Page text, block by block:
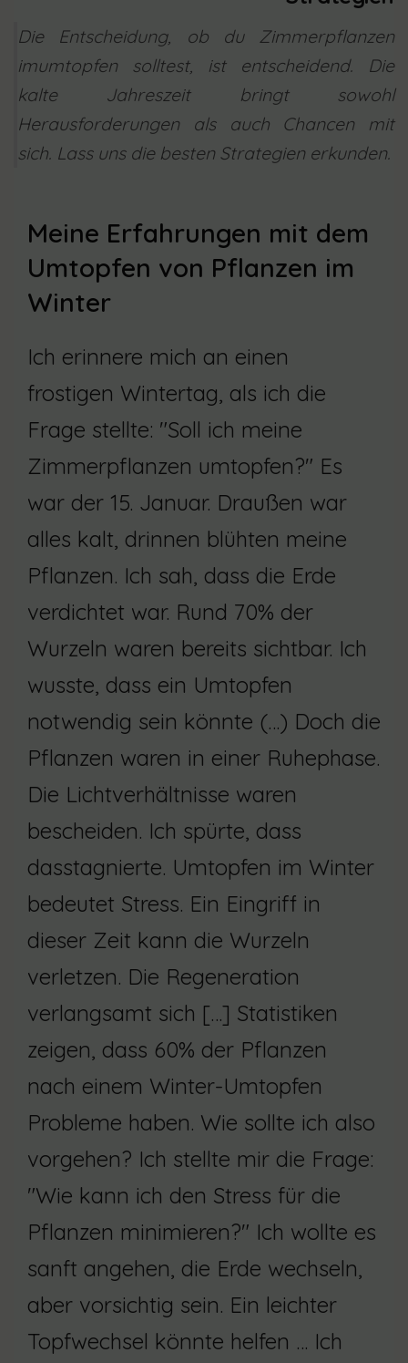
Die Entscheidung, ob du Zimmerpflanzen
imumtopfen solltest, ist entscheidend. Die
kalte Jahreszeit bringt sowohl
Herausforderungen als auch Chancen mit
sich. Lass uns die besten Strategien erkunden.
Meine Erfahrungen mit dem
Umtopfen von Pflanzen im
Winter
Ich erinnere mich an einen
frostigen Wintertag, als ich die
Frage stellte: "Soll ich meine
Zimmerpflanzen umtopfen?" Es
war der 15. Januar. Draußen war
alles kalt, drinnen blühten meine
Pflanzen. Ich sah, dass die Erde
verdichtet war. Rund 70% der
Wurzeln waren bereits sichtbar. Ich
wusste, dass ein Umtopfen
notwendig sein könnte (…) Doch die
Pflanzen waren in einer Ruhephase.
Die Lichtverhältnisse waren
bescheiden. Ich spürte, dass
dasstagnierte. Umtopfen im Winter
bedeutet Stress. Ein Eingriff in
dieser Zeit kann die Wurzeln
verletzen. Die Regeneration
verlangsamt sich […] Statistiken
zeigen, dass 60% der Pflanzen
nach einem Winter-Umtopfen
Probleme haben. Wie sollte ich also
vorgehen? Ich stellte mir die Frage:
"Wie kann ich den Stress für die
Pflanzen minimieren?" Ich wollte es
sanft angehen, die Erde wechseln,
aber vorsichtig sein. Ein leichter
Topfwechsel könnte helfen … Ich